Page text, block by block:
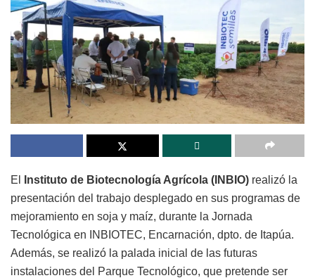
El Instituto de Biotecnología Agrícola (INBIO) realizó la
presentación del trabajo desplegado en sus programas de
mejoramiento en soja y maíz, durante la Jornada
Tecnológica en INBIOTEC, Encarnación, dpto. de Itapúa.
Además, se realizó la palada inicial de las futuras
instalaciones del Parque Tecnológico, que pretende ser